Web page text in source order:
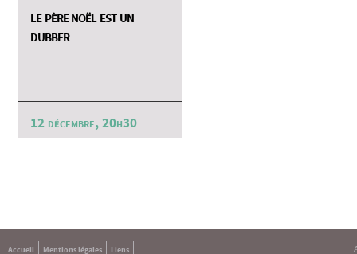
le père noël est un
dubber
12 décembre, 20h30
Accueil Mentions légales
Liens